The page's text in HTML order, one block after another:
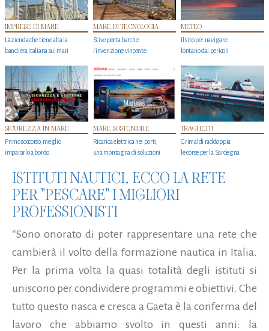
IMPRESE DI MARE
L'azienda che tiene alta la
bandiera italiana sui mari
MARE DI TECNOLOGIA
Stive porta barche
l'invenzione vincente
METEO
Il sito per navigare
lontano dai pericoli
SICUREZZA IN MARE
Primo soccorso, meglio
impararlo a bordo
MARE SOSTENIBILE
Ricarica elettrica nei porti,
una montagna di soluzioni
TRAGHETTI
Grimaldi raddoppia
le corse per la Sardegna
ISTITUTI NAUTICI, ECCO LA RETE
PER "PESCARE" I MIGLIORI
PROFESSIONISTI
“Sono onorato di poter rappresentare una rete che
cambierà il volto della formazione nautica in Italia.
Per la prima volta la quasi totalità degli istituti si
uniscono per condividere programmi e obiettivi. Che
tutto questo nasca e cresca a Gaeta è la conferma del
lavoro che abbiamo svolto in questi anni: la